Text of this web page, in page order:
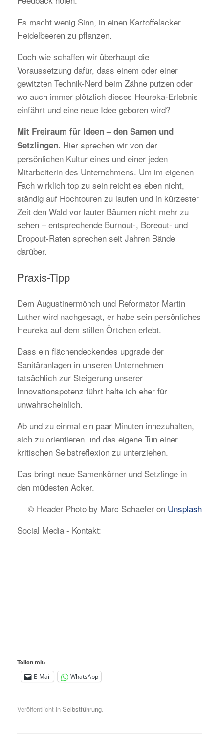
Es macht wenig Sinn, in einen Kartoffelacker
Heidelbeeren zu pflanzen.
Doch wie schaffen wir überhaupt die
Voraussetzung dafür, dass einem oder einer
gewitzten Technik-Nerd beim Zähne putzen oder
wo auch immer plötzlich dieses Heureka-Erlebnis
einfährt und eine neue Idee geboren wird?
Mit Freiraum für Ideen – den Samen und
Setzlingen. Hier sprechen wir von der
persönlichen Kultur eines und einer jeden
Mitarbeiterin des Unternehmens. Um im eigenen
Fach wirklich top zu sein reicht es eben nicht,
ständig auf Hochtouren zu laufen und in kürzester
Zeit den Wald vor lauter Bäumen nicht mehr zu
sehen – entsprechende Burnout-, Boreout- und
Dropout-Raten sprechen seit Jahren Bände
darüber.
Praxis-Tipp
Dem Augustinermönch und Reformator Martin
Luther wird nachgesagt, er habe sein persönliches
Heureka auf dem stillen Örtchen erlebt.
Dass ein flächendeckendes upgrade der
Sanitäranlagen in unseren Unternehmen
tatsächlich zur Steigerung unserer
Innovationspotenz führt halte ich eher für
unwahrscheinlich.
Ab und zu einmal ein paar Minuten innezuhalten,
sich zu orientieren und das eigene Tun einer
kritischen Selbstreflexion zu unterziehen.
Das bringt neue Samenkörner und Setzlinge in
den müdesten Acker.
© Header Photo by Marc Schaefer on Unsplash
Social Media - Kontakt:
Teilen mit:
E-Mail WhatsApp
Veröffentlicht in Selbstführung.